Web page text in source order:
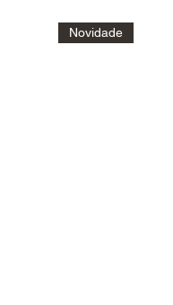
Novidade